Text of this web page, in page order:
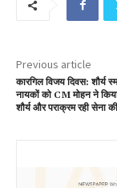
Previous article
कारगिल विजय दिवस: शौर्य
नायकों को CM मोहन ने
शौर्य और पराक्रम रही सेना